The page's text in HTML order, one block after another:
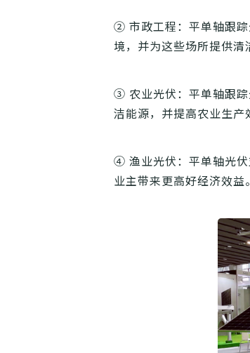
② 市政工程：平单轴跟
境，并为这些场所提供清
③ 农业光伏：平单轴跟
洁能源，并提高农业生产
④ 渔业光伏：平单轴光
业主带来更高好经济效益。